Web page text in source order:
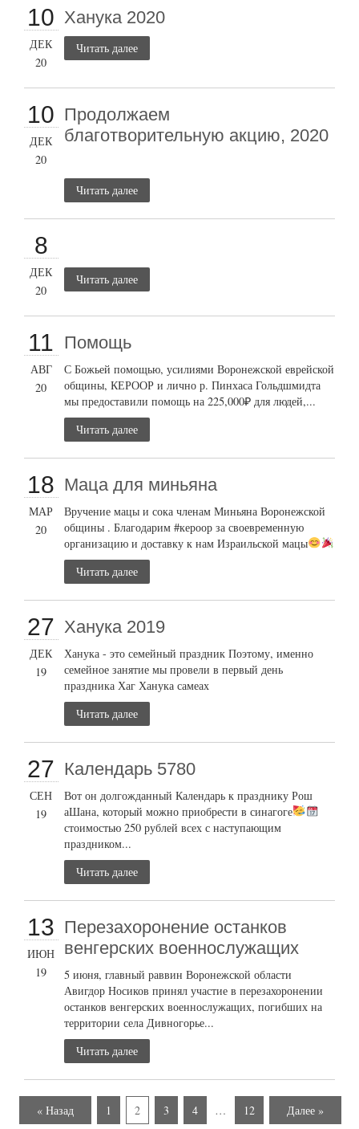
10
ДЕК
20
Ханука 2020
Читать далее
10
ДЕК
20
Продолжаем
благотворительную акцию, 2020
Читать далее
8
ДЕК
20
Читать далее
11
АВГ
20
Помощь
С Божьей помощью, усилиями Воронежской еврейской
общины, КЕРООР и лично р. Пинхаса Гольдшмидта
мы предоставили помощь на 225,000₽ для людей,...
Читать далее
18
МАР
20
Маца для миньяна
Вручение мацы и сока членам Миньяна Воронежской
общины . Благодарим #кероор за своевременную
организацию и доставку к нам Израильской мацы
Читать далее
27
ДЕК
19
Ханука 2019
Ханука - это семейный праздник Поэтому, именно
семейное занятие мы провели в первый день
праздника Хаг Ханука самеах
Читать далее
27
СЕН
19
Календарь 5780
Вот он долгожданный Календарь к празднику Рош
аШана, который можно приобрести в синагоге
стоимостью 250 рублей всех с наступающим
праздником...
Читать далее
13
ИЮН
19
Перезахоронение останков
венгерских военнослужащих
5 июня, главный раввин Воронежской области
Авигдор Носиков принял участие в перезахоронении
останков венгерских военнослужащих, погибших на
территории села Дивногорье...
Читать далее
« Назад 1 2 3 4 … 12 Далее »